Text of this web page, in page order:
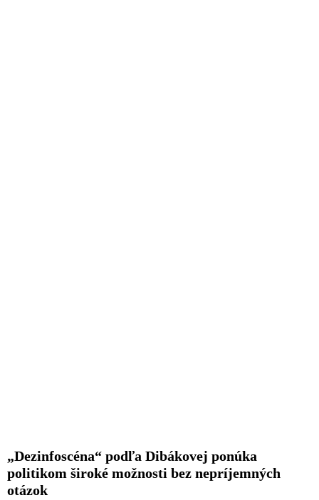
„Dezinfoscéna“ podľa Dibákovej ponúka
politikom široké možnosti bez nepríjemných
otázok